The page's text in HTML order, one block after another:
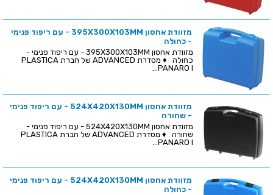
מזוודת אחסון 395X300X103MM - עם ריפוד פנימי
- כחולה
מזוודת אחסון 395X300X103MM - עם ריפוד פנימי -
כחולה ♦ מסדרת ADVANCED של חברת PLASTICA
PANARO I...
מזוודת אחסון 524X420X130MM - עם ריפוד פנימי
- שחורה
מזוודת אחסון 524X420X130MM - עם ריפוד פנימי -
שחורה ♦ מסדרת ADVANCED של חברת PLASTICA
PANARO I...
מזוודת אחסון 524X420X130MM - עם ריפוד פנימי
- כחולה